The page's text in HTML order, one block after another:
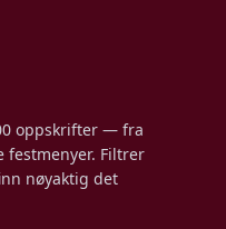
oppskrifter — fra
festmenyer. Filtrer
nøyaktig det